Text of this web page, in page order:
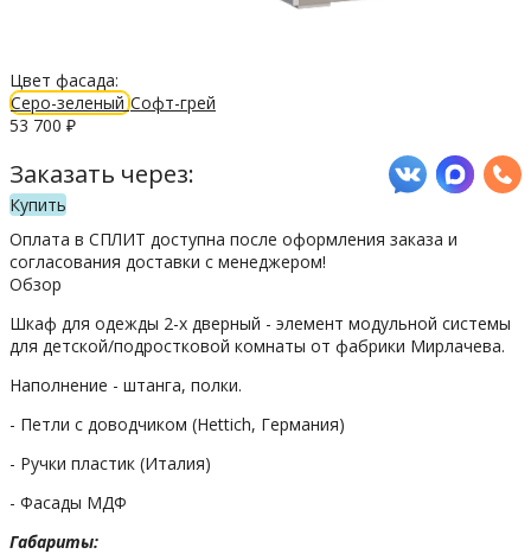
Цвет фасада:
Серо-зеленыйСофт-грей
53 700 ₽
Заказать через:
Купить
Оплата в СПЛИТ доступна после оформления заказа и
согласования доставки с менеджером!
Обзор
Шкаф для одежды 2-х дверный - элемент модульной системы
для детской/подростковой комнаты от фабрики Мирлачева.
Наполнение - штанга, полки.
- Петли с доводчиком (Hettich, Германия)
- Ручки пластик (Италия)
- Фасады МДФ
Габариты: